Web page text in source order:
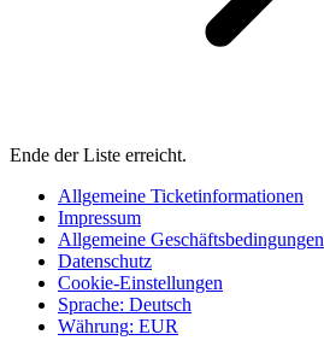
Ende der Liste erreicht.
Allgemeine Ticketinformationen
Impressum
Allgemeine Geschäftsbedingungen
Datenschutz
Cookie-Einstellungen
Sprache: Deutsch
Währung: EUR